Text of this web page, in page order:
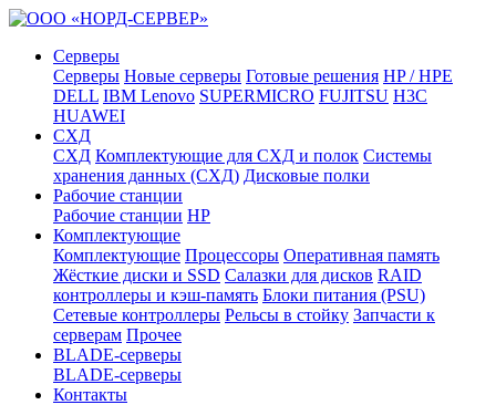
Серверы
Серверы Новые серверы Готовые решения HP / HPE
DELL IBM Lenovo SUPERMICRO FUJITSU H3C
HUAWEI
СХД
СХД Комплектующие для СХД и полок Системы
хранения данных (СХД) Дисковые полки
Рабочие станции
Рабочие станции HP
Комплектующие
Комплектующие Процессоры Оперативная память
Жёсткие диски и SSD Салазки для дисков RAID
контроллеры и кэш-память Блоки питания (PSU)
Сетевые контроллеры Рельсы в стойку Запчасти к
серверам Прочее
BLADE-серверы
BLADE-серверы
Контакты